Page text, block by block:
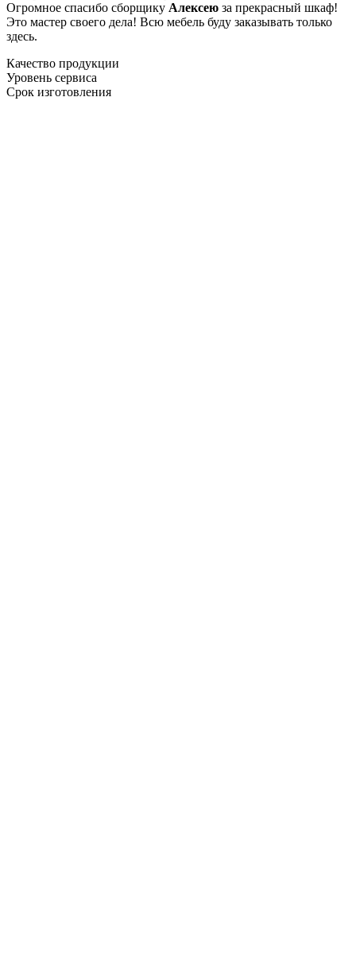
Огромное спасибо сборщику Алексею за прекрасный шкаф!
Это мастер своего дела! Всю мебель буду заказывать только
здесь.
Качество продукции
Уровень сервиса
Срок изготовления